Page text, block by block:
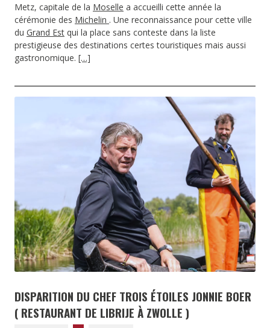
Metz, capitale de la Moselle a accueilli cette année la
cérémonie des Michelin . Une reconnaissance pour cette ville
du Grand Est qui la place sans conteste dans la liste
prestigieuse des destinations certes touristiques mais aussi
gastronomique. […]
DISPARITION DU CHEF TROIS ÉTOILES JONNIE BOER
( RESTAURANT DE LIBRIJE À ZWOLLE )